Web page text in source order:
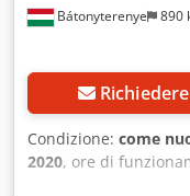
Bátonyterenye 890
Richiedere
Condizione: come
2020, ore di